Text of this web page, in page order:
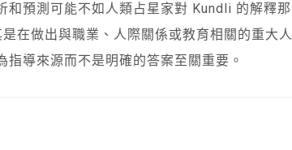
預測可能不如人類占星家對 Kundli 的解釋那
在做出與職業、人際關係或教育相關的重大人
導來源而不是明確的答案至關重要。